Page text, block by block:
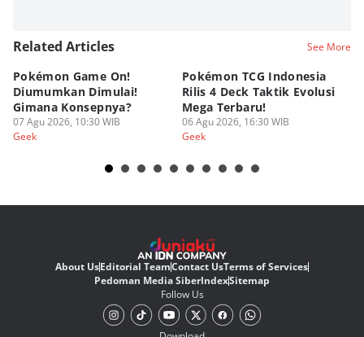
Related Articles See More
Pokémon Game On!
Diumumkan Dimulai!
Gimana Konsepnya?
07 Agu 2026, 10:30 WIB
Geek
Pokémon TCG Indonesia
Rilis 4 Deck Taktik Evolusi
Mega Terbaru!
06 Agu 2026, 16:30 WIB
Geek
About UsEditorial TeamContact UsTerms of Services
Pedoman Media SiberIndexSitemap
Follow Us